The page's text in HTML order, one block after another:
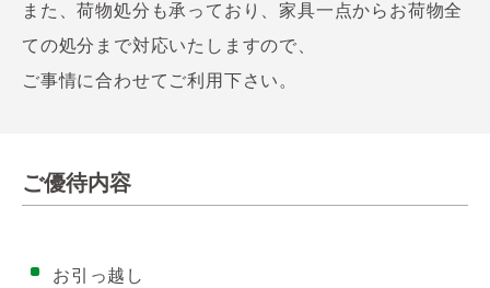
また、荷物処分も承っており、家具一点からお荷物全
ての処分まで対応いたしますので、
ご事情に合わせてご利用下さい。
ご優待内容
お引っ越し